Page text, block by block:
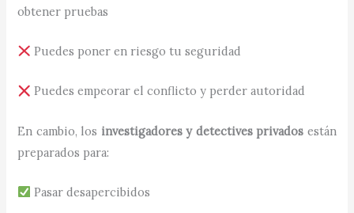
obtener pruebas
Puedes poner en riesgo tu seguridad
Puedes empeorar el conflicto y perder autoridad
En cambio, los investigadores y detectives privados están
preparados para:
Pasar desapercibidos